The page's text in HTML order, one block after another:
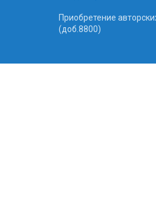
Приобретение
(доб.8800)